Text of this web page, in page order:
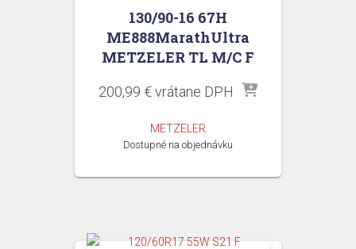
130/90-16 67H
ME888MarathUltra
METZELER TL M/C F
200,99 €vrátane DPH
METZELER
Dostupné na objednávku